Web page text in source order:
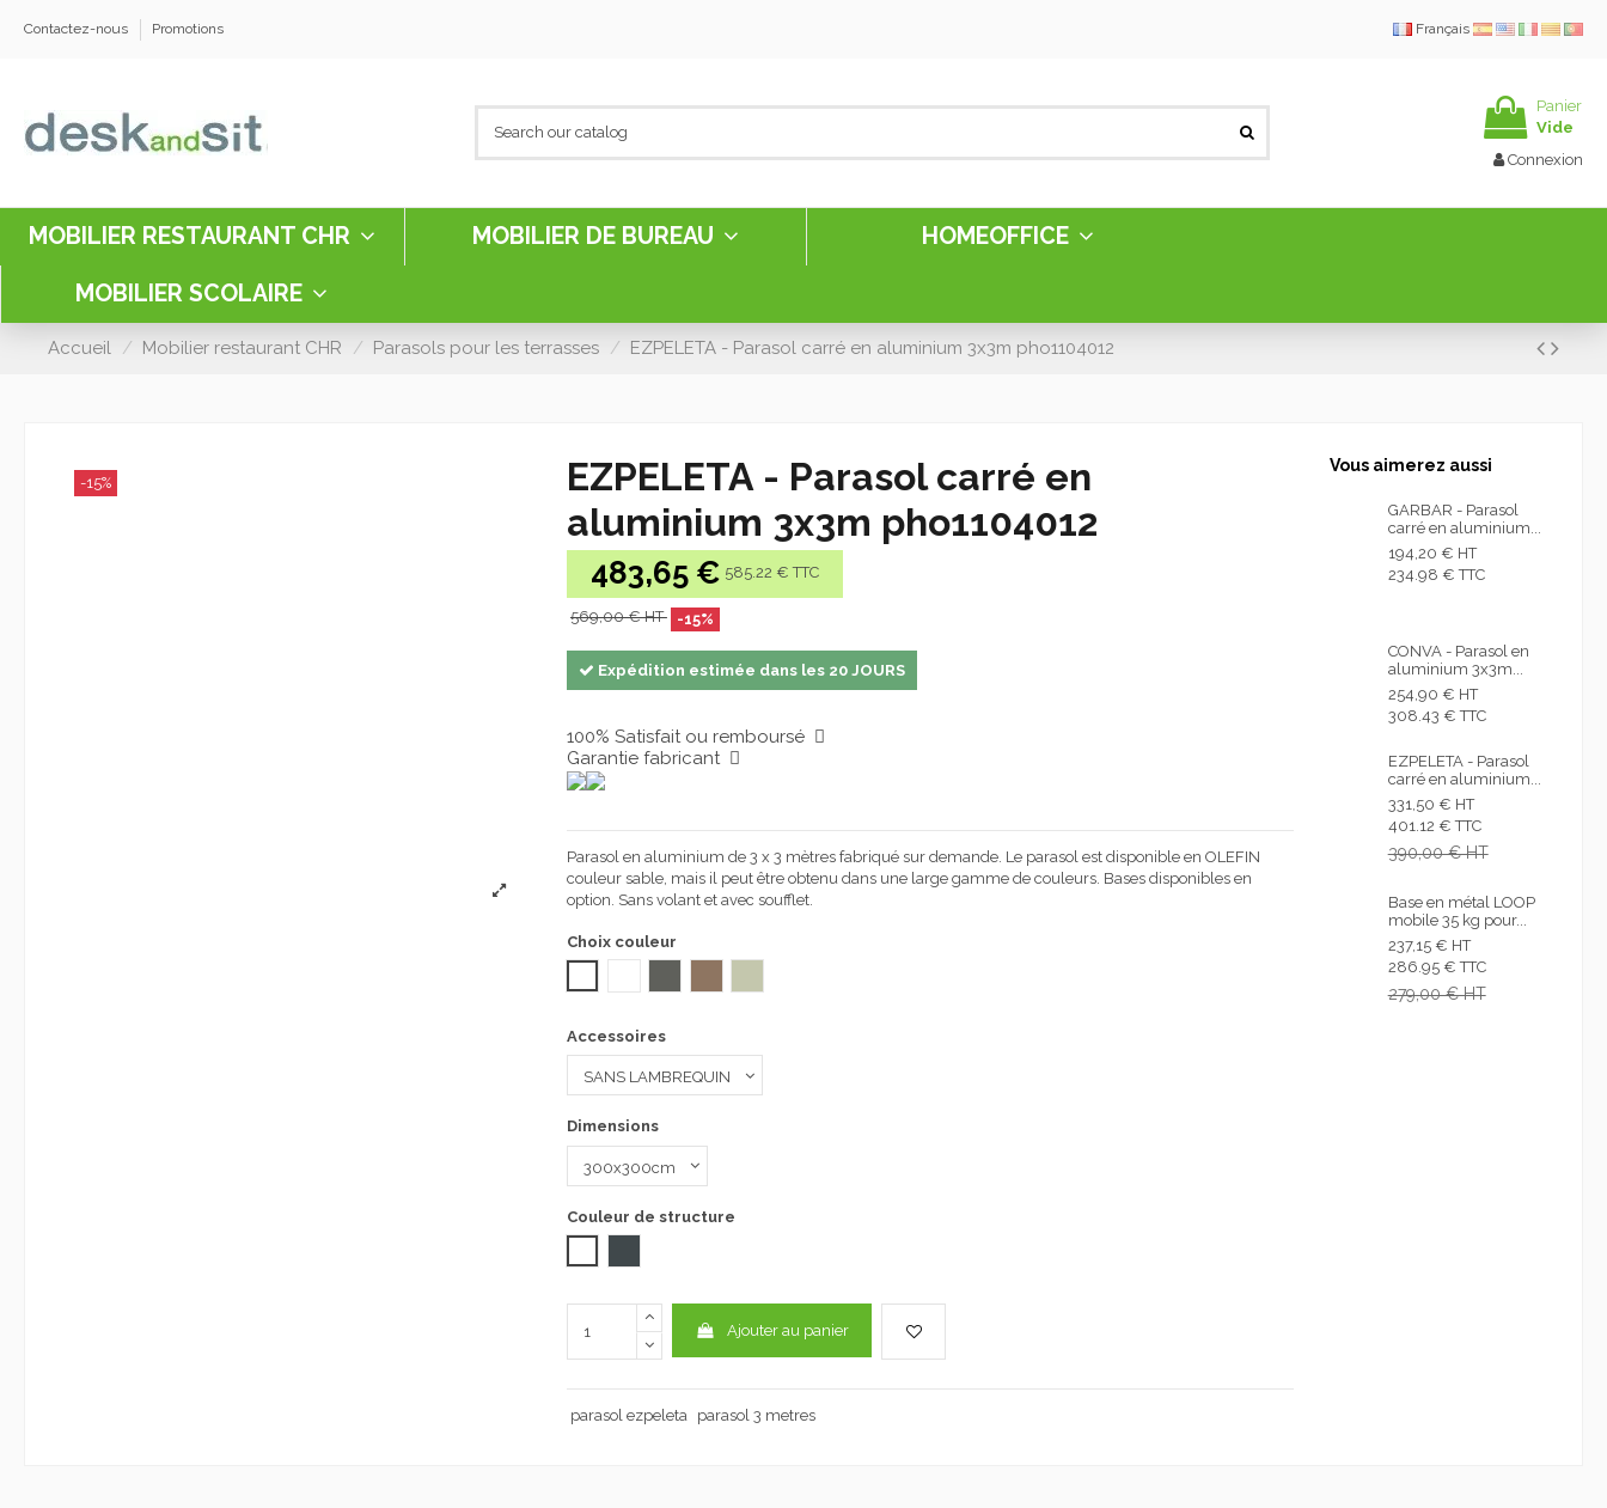
Contactez-nous Promotions Français
Panier
Vide
Connexion
MOBILIER RESTAURANT CHR MOBILIER DE BUREAU HOMEOFFICE
MOBILIER SCOLAIRE
Accueil Mobilier restaurant CHR Parasols pour les terrasses EZPELETA - Parasol carré en aluminium 3x3m pho1104012
-15%
EZPELETA - Parasol carré en
aluminium 3x3m pho1104012
483,65 € 585.22 € TTC
569,00 € HT -15%
Expédition estimée dans les 20 JOURS
100% Satisfait ou remboursé
Garantie fabricant
Parasol en aluminium de 3 x 3 mètresfabriqué sur demande . Le parasol est disponible en OLEFIN
couleur sable, mais il peut être obtenu dans une large gamme de couleurs. Bases disponibles en
option. Sans volant et avec soufflet.
Choix couleur
Accessoires
Dimensions
Couleur de structure
Ajouter au panier
parasol ezpeleta parasol 3 metres
Vous aimerez aussi
GARBAR - Parasol
carré en aluminium...
194,20 € HT
234.98 € TTC
CONVA - Parasol en
aluminium 3x3m...
254,90 € HT
308.43 € TTC
EZPELETA - Parasol
carré en aluminium...
331,50 € HT
401.12 € TTC
390,00 € HT
Base en métal LOOP
mobile 35 kg pour...
237,15 € HT
286.95 € TTC
279,00 € HT